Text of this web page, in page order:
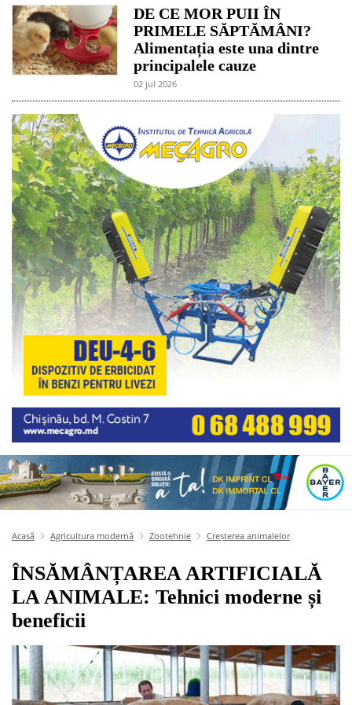
DE CE MOR PUII ÎN
PRIMELE SĂPTĂMÂNI?
Alimentația este una dintre
principalele cauze
02 jul 2026
Acasă Agricultura modernă Zootehnie Creșterea animalelor
ÎNSĂMÂNȚAREA ARTIFICIALĂ
LA ANIMALE: Tehnici moderne și
beneficii